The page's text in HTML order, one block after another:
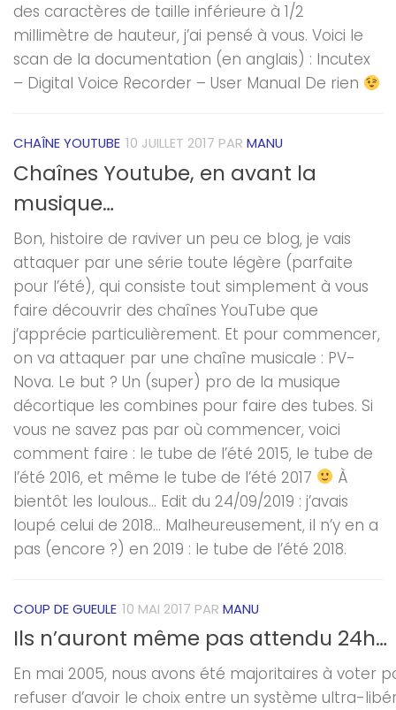
des caractères de taille inférieure à 1/2
millimètre de hauteur, j’ai pensé à vous. Voici le
scan de la documentation (en anglais) : Incutex
– Digital Voice Recorder – User Manual De rien
CHAÎNE YOUTUBE 10 JUILLET 2017 PAR MANU
Chaînes Youtube, en avant la
musique…
Bon, histoire de raviver un peu ce blog, je vais
attaquer par une série toute légère (parfaite
pour l’été), qui consiste tout simplement à vous
faire découvrir des chaînes YouTube que
j’apprécie particulièrement. Et pour commencer,
on va attaquer par une chaîne musicale : PV-
Nova. Le but ? Un (super) pro de la musique
décortique les combines pour faire des tubes. Si
vous ne savez pas par où commencer, voici
comment faire : le tube de l’été 2015, le tube de
l’été 2016, et même le tube de l’été 2017
À
bientôt les loulous… Edit du 24/09/2019 : j’avais
loupé celui de 2018… Malheureusement, il n’y en a
pas (encore ?) en 2019 : le tube de l’été 2018.
COUP DE GUEULE 10 MAI 2017 PAR MANU
Ils n’auront même pas attendu 24h…
En mai 2005, nous avons été majoritaires à voter
refuser d’avoir le choix entre un système ultra-